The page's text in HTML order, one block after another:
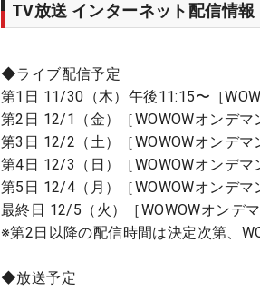
TV放送 インターネット配信情報
◆ライブ配信予定
第1日 11/30（木）午後11:15〜［
第2日 12/1（金）［WOWOWオンデマ
第3日 12/2（土）［WOWOWオンデマ
第4日 12/3（日）［WOWOWオンデマ
第5日 12/4（月）［WOWOWオンデマ
最終日 12/5（火）［WOWOWオンデマ
※第2日以降の配信時間は決定次第、
◆放送予定